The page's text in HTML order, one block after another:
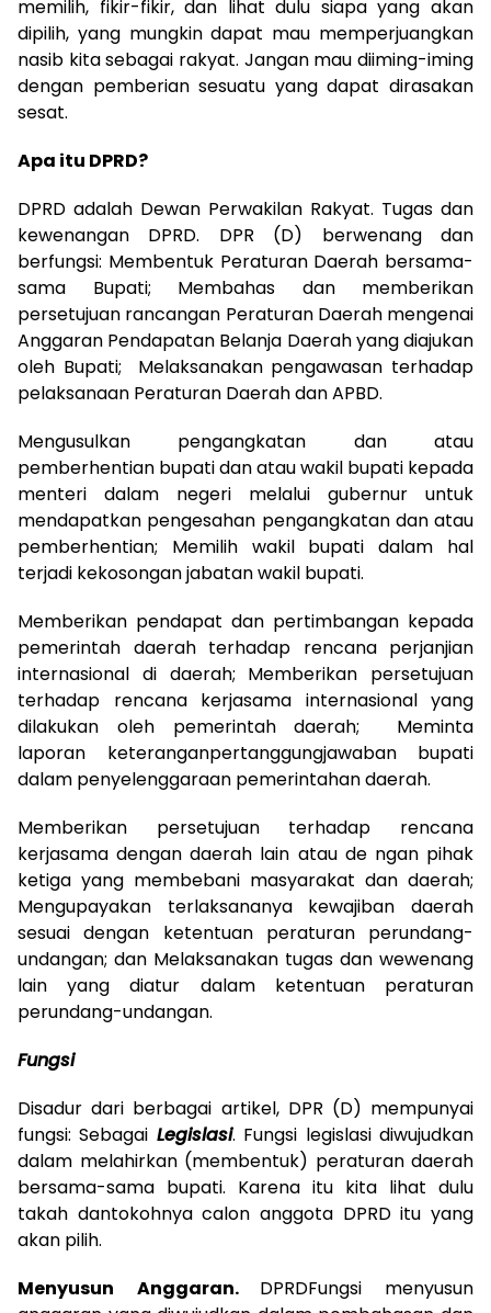
memilih, fikir-fikir, dan lihat dulu siapa yang akan
dipilih, yang mungkin dapat mau memperjuangkan
nasib kita sebagai rakyat. Jangan mau diiming-iming
dengan pemberian sesuatu yang dapat dirasakan
sesat.
Apa itu DPRD?
DPRD adalah Dewan Perwakilan Rakyat. Tugas dan
kewenangan DPRD. DPR (D) berwenang dan
berfungsi: Membentuk Peraturan Daerah bersama-
sama Bupati; Membahas dan memberikan
persetujuan rancangan Peraturan Daerah mengenai
Anggaran Pendapatan Belanja Daerah yang diajukan
oleh Bupati; Melaksanakan pengawasan terhadap
pelaksanaan Peraturan Daerah dan APBD.
Mengusulkan pengangkatan dan atau
pemberhentian bupati dan atau wakil bupati kepada
menteri dalam negeri melalui gubernur untuk
mendapatkan pengesahan pengangkatan dan atau
pemberhentian; Memilih wakil bupati dalam hal
terjadi kekosongan jabatan wakil bupati.
Memberikan pendapat dan pertimbangan kepada
pemerintah daerah terhadap rencana perjanjian
internasional di daerah; Memberikan persetujuan
terhadap rencana kerjasama internasional yang
dilakukan oleh pemerintah daerah; Meminta
laporan keteranganpertanggungjawaban bupati
dalam penyelenggaraan pemerintahan daerah.
Memberikan persetujuan terhadap rencana
kerjasama dengan daerah lain atau de­ ngan pihak
ketiga yang membebani masyarakat dan daerah;
Mengupayakan terlaksananya kewajiban daerah
sesuai dengan ketentuan peraturan perundang-
undangan; dan Melaksanakan tugas dan wewenang
lain yang diatur dalam ketentuan peraturan
perundang-undangan.
Fungsi
Disadur dari berbagai artikel, DPR (D) mempunyai
fungsi: Sebagai Legislasi. Fungsi legislasi diwujudkan
dalam melahirkan (membentuk) peraturan daerah
bersama-sama bupati. Karena itu kita lihat dulu
takah dantokohnya calon anggota DPRD itu yang
akan pilih.
Menyusun
Anggaran. DPRDFungsi menyusun